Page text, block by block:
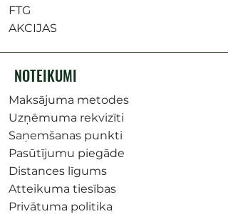
FTG
AKCIJAS
NOTEIKUMI
Maksājuma metodes
Uzņēmuma rekvizīti
Saņemšanas punkti
Pasūtījumu piegāde
Distances līgums
Atteikuma tiesības
Privātuma politika